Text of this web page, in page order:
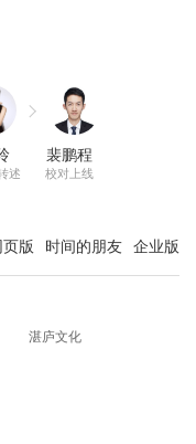
述
裴鹏程
校对上线
版 时间的朋友 企业版
湛庐文化